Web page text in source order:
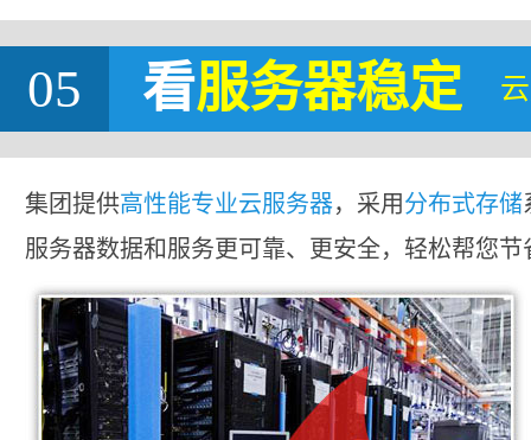
05 看服务器稳定
集团提供高性能专业云服务器，采用分布式存储
服务器数据和服务更可靠、更安全，轻松帮您节